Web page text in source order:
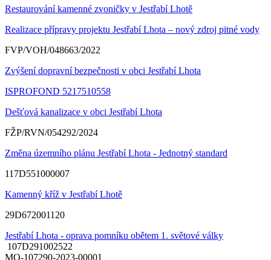
Restaurování kamenné zvoničky v Jestřabí Lhotě
Realizace přípravy projektu Jestřabí Lhota – nový zdroj pitné vody
FVP/VOH/048663/2022
Zvýšení dopravní bezpečnosti v obci Jestřabí Lhota
ISPROFOND 5217510558
Dešťová kanalizace v obci Jestřabí Lhota
FŽP/RVN/054292/2024
Změna územního plánu Jestřabí Lhota - Jednotný standard
117D551000007
Kamenný kříž v Jestřabí Lhotě
29D672001120
Jestřabí Lhota - oprava pomníku obětem 1. světové války
107D291002522
MO-107290-2023-00001